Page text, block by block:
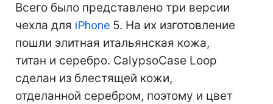
Всего было представлено три версии
чехла для iPhone 5. На их изготовление
пошли элитная итальянская кожа,
титан и серебро. CalypsoCase Loop
сделан из блестящей кожи,
отделанной серебром, поэтому и цвет